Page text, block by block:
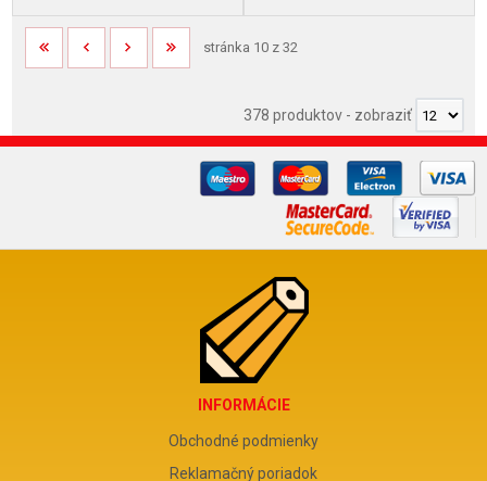
stránka 10 z 32
378 produktov- zobraziť
INFORMÁCIE
Obchodné podmienky
Reklamačný poriadok